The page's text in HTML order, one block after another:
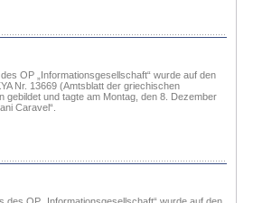
OP „Informationsgesellschaft“ wurde auf den
Nr. 13669 (Amtsblatt der griechischen
gebildet und tagte am Montag, den 8. Dezember
Caravel“.